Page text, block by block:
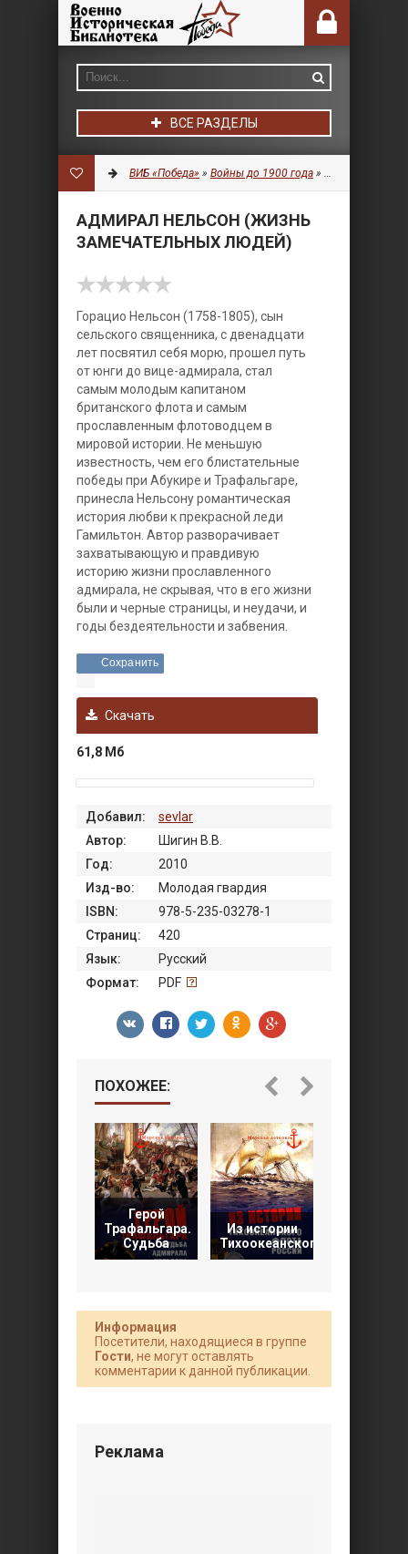
ВСЕ РАЗДЕЛЫ
ВИБ «Победа» » Войны до 1900 года » Разное
АДМИРАЛ НЕЛЬСОН (ЖИЗНЬ
ЗАМЕЧАТЕЛЬНЫХ ЛЮДЕЙ)
Горацио Нельсон (1758-1805), сын
сельского священника, с двенадцати
лет посвятил себя морю, прошел путь
от юнги до вице-адмирала, стал
самым молодым капитаном
британского флота и самым
прославленным флотоводцем в
мировой истории. Не меньшую
известность, чем его блистательные
победы при Абукире и Трафальгаре,
принесла Нельсону романтическая
история любви к прекрасной леди
Гамильтон. Автор разворачивает
захватывающую и правдивую
историю жизни прославленного
адмирала, не скрывая, что в его жизни
были и черные страницы, и неудачи, и
годы бездеятельности и забвения.
Сохранить
Скачать
61,8 Мб
Добавил:
sevlar
Автор:
Шигин В.В.
Год:
2010
Изд-во:
Молодая гвардия
ISBN:
978-5-235-03278-1
Страниц:
420
Язык:
Русский
Формат:
PDF
ПОХОЖЕЕ:
Герой
Трафальгара.
Судьба
Из истории
Тихоокеанского
Информация
Посетители, находящиеся в группе
Гости, не могут оставлять
комментарии к данной публикации.
Реклама